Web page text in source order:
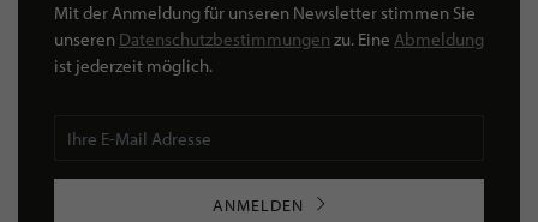
Mit der Anmeldung für unseren Newsletter stimmen Sie
unseren Datenschutzbestimmungen zu. Eine Abmeldung
ist jederzeit möglich.
ANMELDEN